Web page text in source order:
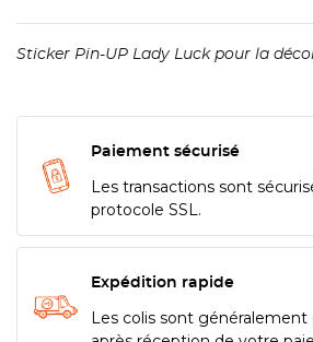
Sticker Pin-UP Lady Luck pour la
Paiement sécurisé
Les transactions sont
protocole SSL.
Expédition rapide
Les colis sont généralement